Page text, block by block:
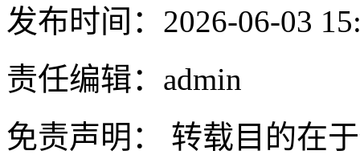
发布时间：2026-06-03
责任编辑：admin
免责声明： 转载目的在